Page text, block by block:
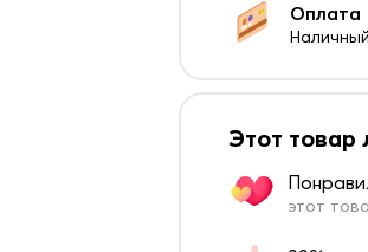
Оплата
Этот товар
этот